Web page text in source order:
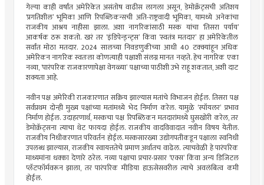
गेल्या काही वर्षांत अमेरिकेत असंतोष वाढीस लागला असून, डेमोक्रॅट्सची अतिशय
‘प्रगतिशील’ भूमिका आणि रिपब्लिकन्सची अति-राष्ट्रवादी भूमिका, यामध्ये अनेकांचा
राजकीय आश्रय नाहीसा झाला. अशा नागरिकांसाठी मस्क यांचा ‘तिसरा पर्याय’
आकर्षक ठरू शकतो. खरं तर ‘इंडिपेन्ड्न्ट्स’ किंवा ‘स्वतंत्र मतदार’ हा अमेरिकेतील
सर्वांत मोठा मतदार. 2024 सालच्या निवडणुकीच्या आधी 40 टक्क्यांहून अधिक
अमेरिकन नागरिक स्वतःला कोणत्याही पक्षाशी संलग्न मानत नव्हते. हेच नागरिक एका
नव्या, ‘पारंपरिक राजकारणापेक्षा वेगळ्या’ पक्षाच्या पाठीशी उभे राहू शकतात, अशी दाट
शक्यता आहे.
नवीन पक्ष अमेरिकी राजकारणात सक्रिय झाल्यास मतांचे विभाजन होईल. तिसरा पक्ष
सर्वप्रथम दोन्ही मुख्य पक्षांच्या मतांमध्ये भेद निर्माण करेल. यामुळे ‘स्पॉयलर’ प्रभाव
निर्माण होईल. उदाहरणार्थ, मस्कचा पक्ष रिपब्लिकन मतदारांमध्ये घुसखोरी करेल, तर
डेमोक्रॅट्सना त्याचा थेट फायदा होईल. राजकीय वादविवादात नवीन विषय येतील.
राजकीय निधीकरणात परिवर्तन होईल. मस्कसारख्या उद्योगपतीकडून पक्षाला स्वनिधी
उपलब्ध झाल्यास, राजकीय स्वायत्ततेचे प्रमाण अर्थातच वाढेल. त्याचवेळी हे पारंपरिक
माध्यमांना धक्का देणारे ठरेल. नव्या पक्षाचा प्रचार-प्रसार ‘एक्स’ किंवा अन्य डिजिटल
प्लॅटफॉर्मवरून झाला, तर पारंपरिक मीडिया हाऊसेसवरील त्याचे अवलंबित्व कमी
होईल.